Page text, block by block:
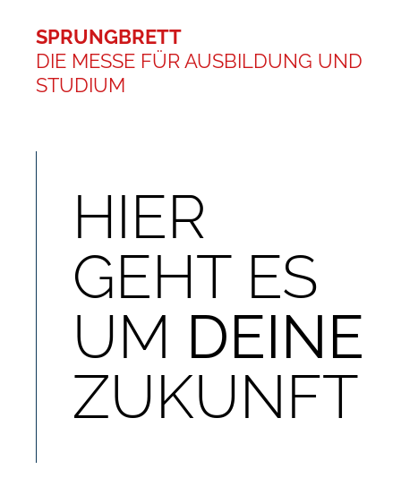
SPRUNGBRETT
DIE MESSE FÜR AUSBILDUNG UND
STUDIUM
HIER
GEHT ES
UM DEINE
ZUKUNFT